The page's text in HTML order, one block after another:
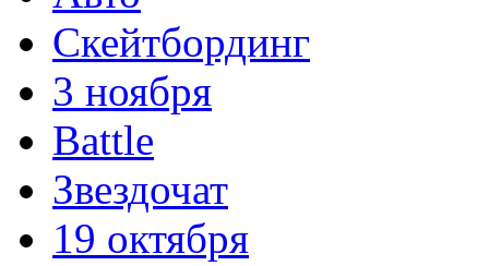
Скейтбординг
3 ноября
Battle
Звездочат
19 октября